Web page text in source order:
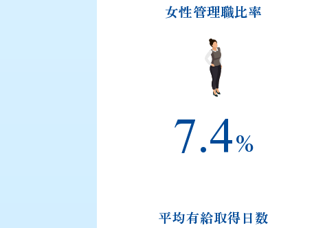
女性管理職比率
7.4%
平均有給取得日数